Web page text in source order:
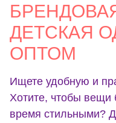
ДЕТСКАЯ
ОПТОМ
Ищете удобную и
Хотите, чтобы
время стильными?